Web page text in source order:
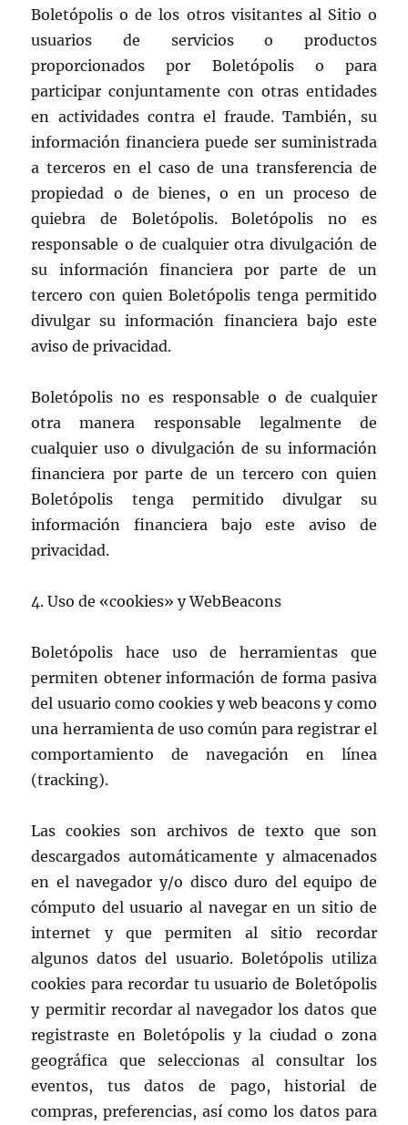
Boletópolis o de los otros visitantes al Sitio o
usuarios de servicios o productos
proporcionados por Boletópolis o para
participar conjuntamente con otras entidades
en actividades contra el fraude. También, su
información financiera puede ser suministrada
a terceros en el caso de una transferencia de
propiedad o de bienes, o en un proceso de
quiebra de Boletópolis. Boletópolis no es
responsable o de cualquier otra divulgación de
su información financiera por parte de un
tercero con quien Boletópolis tenga permitido
divulgar su información financiera bajo este
aviso de privacidad.
Boletópolis no es responsable o de cualquier
otra manera responsable legalmente de
cualquier uso o divulgación de su información
financiera por parte de un tercero con quien
Boletópolis tenga permitido divulgar su
información financiera bajo este aviso de
privacidad.
4. Uso de «cookies» y WebBeacons
Boletópolis hace uso de herramientas que
permiten obtener información de forma pasiva
del usuario como cookies y web beacons y como
una herramienta de uso común para registrar el
comportamiento de navegación en línea
(tracking).
Las cookies son archivos de texto que son
descargados automáticamente y almacenados
en el navegador y/o disco duro del equipo de
cómputo del usuario al navegar en un sitio de
internet y que permiten al sitio recordar
algunos datos del usuario. Boletópolis utiliza
cookies para recordar tu usuario de Boletópolis
y permitir recordar al navegador los datos que
registraste en Boletópolis y la ciudad o zona
geográfica que seleccionas al consultar los
eventos, tus datos de pago, historial de
compras, preferencias, así como los datos para